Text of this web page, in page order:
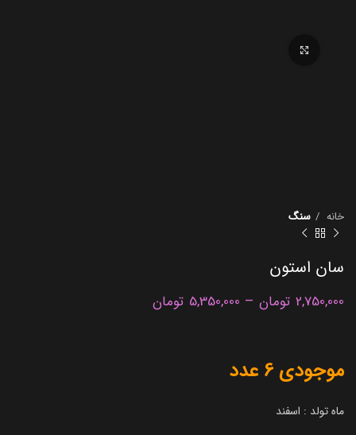
خانه سنگ
سان استون
2,750,000 تومان –
5,350,000 تومان
موجودی 6 عدد
ماه تولد : اسفند